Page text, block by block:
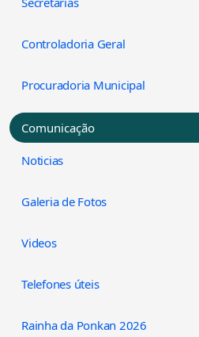
Controladoria Geral
Procuradoria Municipal
Comunicação
Noticias
Galeria de Fotos
Videos
Telefones úteis
Rainha da Ponkan 2026